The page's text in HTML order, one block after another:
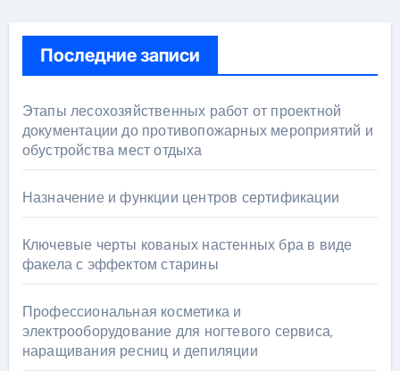
Последние записи
Этапы лесохозяйственных работ от проектной
документации до противопожарных мероприятий и
обустройства мест отдыха
Назначение и функции центров сертификации
Ключевые черты кованых настенных бра в виде
факела с эффектом старины
Профессиональная косметика и
электрооборудование для ногтевого сервиса,
наращивания ресниц и депиляции